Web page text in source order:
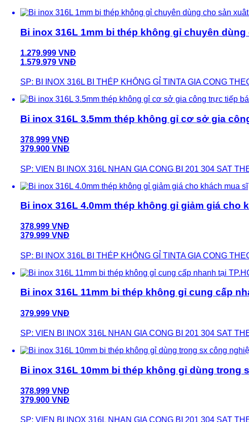
Bi inox 316L 1mm bi thép không gỉ chuyên dùng
1.279.999 VNĐ
1.579.979 VNĐ
SP: BI INOX 316L BI THÉP KHÔNG GỈ TINTA GIA CONG
Bi inox 316L 3.5mm thép không gỉ cơ sở gia
378.999 VNĐ
379.900 VNĐ
SP: VIEN BI INOX 316L NHAN GIA CONG BI 201 304 SAT
Bi inox 316L 4.0mm thép không gỉ giảm giá cho
378.999 VNĐ
379.999 VNĐ
SP: BI INOX 316L BI THÉP KHÔNG GỈ TINTA GIA CONG
Bi inox 316L 11mm bi thép không gỉ cung cấp
379.999 VNĐ
SP: VIEN BI INOX 316L NHAN GIA CONG BI 201 304 SAT
Bi inox 316L 10mm bi thép không gỉ dùng trong
378.999 VNĐ
379.900 VNĐ
SP: VIEN BI INOX 316L NHAN GIA CONG BI 201 304 SAT